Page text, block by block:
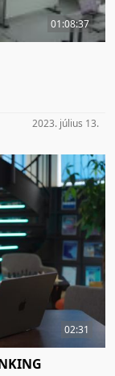
01:08:37
2023. július 13.
02:31